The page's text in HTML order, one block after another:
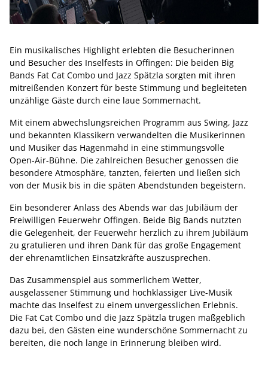
Ein musikalisches Highlight erlebten die Besucherinnen
und Besucher des Inselfests in Offingen: Die beiden Big
Bands Fat Cat Combo und Jazz Spätzla sorgten mit ihren
mitreißenden Konzert für beste Stimmung und begleiteten
unzählige Gäste durch eine laue Sommernacht.
Mit einem abwechslungsreichen Programm aus Swing, Jazz
und bekannten Klassikern verwandelten die Musikerinnen
und Musiker das Hagenmahd in eine stimmungsvolle
Open-Air-Bühne. Die zahlreichen Besucher genossen die
besondere Atmosphäre, tanzten, feierten und ließen sich
von der Musik bis in die späten Abendstunden begeistern.
Ein besonderer Anlass des Abends war das Jubiläum der
Freiwilligen Feuerwehr Offingen. Beide Big Bands nutzten
die Gelegenheit, der Feuerwehr herzlich zu ihrem Jubiläum
zu gratulieren und ihren Dank für das große Engagement
der ehrenamtlichen Einsatzkräfte auszusprechen.
Das Zusammenspiel aus sommerlichem Wetter,
ausgelassener Stimmung und hochklassiger Live-Musik
machte das Inselfest zu einem unvergesslichen Erlebnis.
Die Fat Cat Combo und die Jazz Spätzla trugen maßgeblich
dazu bei, den Gästen eine wunderschöne Sommernacht zu
bereiten, die noch lange in Erinnerung bleiben wird.